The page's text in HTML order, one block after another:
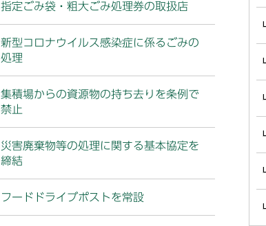
指定ごみ袋・粗大ごみ処理券の取扱店
新型コロナウイルス感染症に係るごみの
処理
集積場からの資源物の持ち去りを条例で
禁止
災害廃棄物等の処理に関する基本協定を
締結
フードドライブポストを常設